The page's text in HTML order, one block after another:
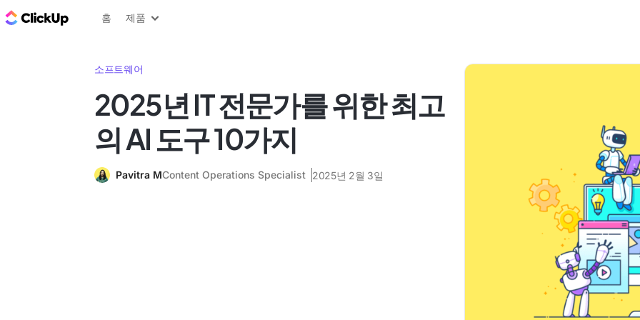
ClickUp 블로그
홈 제품
소프트웨어
2025년 IT 전문가를 위한 최고
의 AI 도구 10가지
Pavitra MContent Operations Specialist 2025년 2월 3일